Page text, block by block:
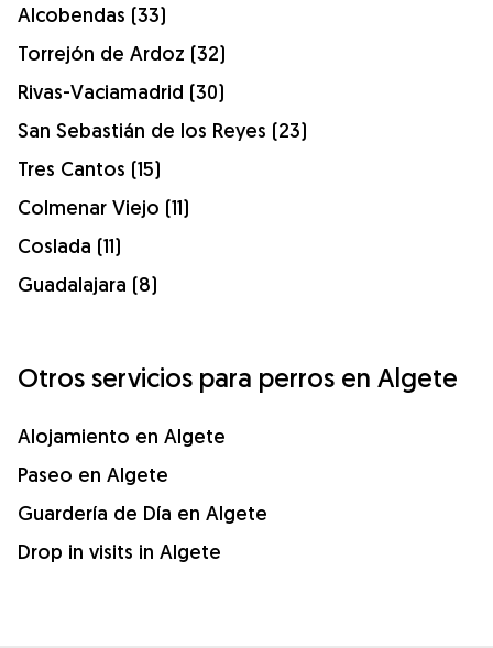
Alcobendas (33)
Torrejón de Ardoz (32)
Rivas-Vaciamadrid (30)
San Sebastián de los Reyes (23)
Tres Cantos (15)
Colmenar Viejo (11)
Coslada (11)
Guadalajara (8)
Otros servicios para perros en Algete
Alojamiento en Algete
Paseo en Algete
Guardería de Día en Algete
Drop in visits in Algete